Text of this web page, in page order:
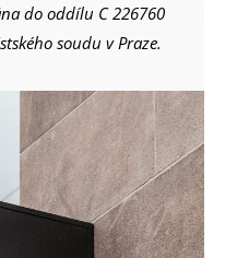
do oddílu C 226760
soudu v Praze.